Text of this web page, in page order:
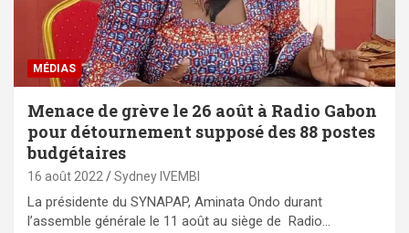
MÉDIAS
Menace de grève le 26 août à Radio Gabon
pour détournement supposé des 88 postes
budgétaires
16 août 2022 Sydney IVEMBI
La présidente du SYNAPAP, Aminata Ondo durant
l’assemble générale le 11 août au siège de Radio…